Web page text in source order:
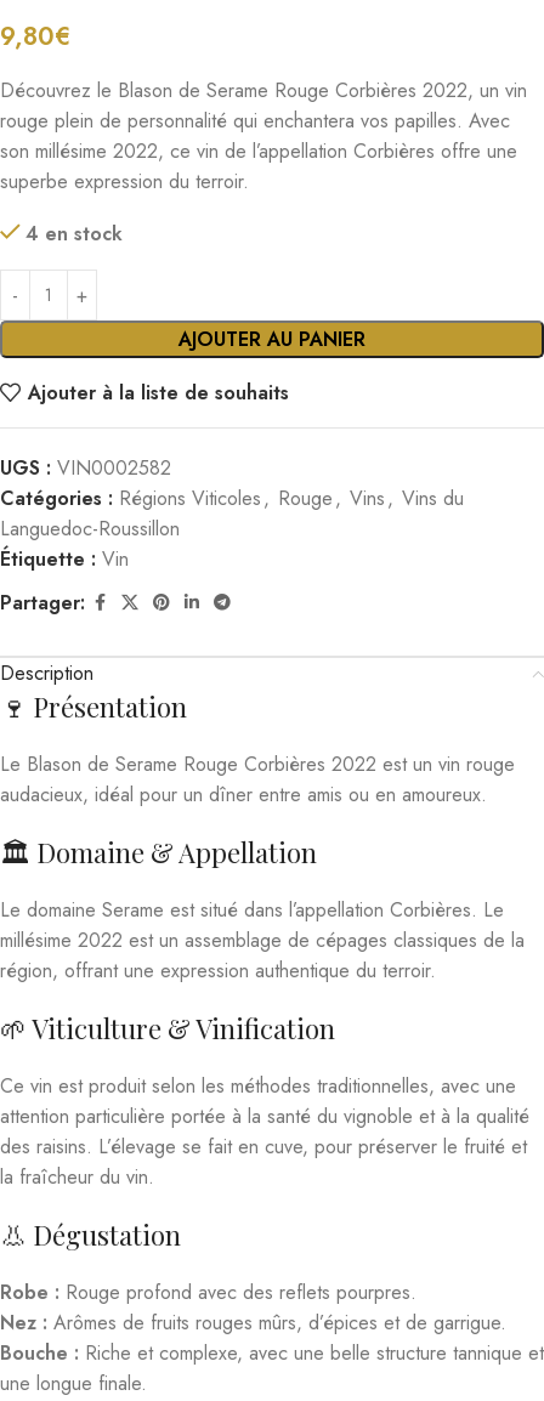
9,80€
Découvrez le Blason de Serame Rouge Corbières 2022, un vin
rouge plein de personnalité qui enchantera vos papilles. Avec
son millésime 2022, ce vin de l’appellation Corbières offre une
superbe expression du terroir.
4 en stock
AJOUTER AU PANIER
Ajouter à la liste de souhaits
UGS : VIN0002582
Catégories : Régions Viticoles, Rouge, Vins, Vins du
Languedoc-Roussillon
Étiquette : Vin
Partager:
Description
🍷 Présentation
Le Blason de Serame Rouge Corbières 2022 est un vin rouge
audacieux, idéal pour un dîner entre amis ou en amoureux.
🏛️ Domaine & Appellation
Le domaine Serame est situé dans l’appellation Corbières. Le
millésime 2022 est un assemblage de cépages classiques de la
région, offrant une expression authentique du terroir.
🌱 Viticulture & Vinification
Ce vin est produit selon les méthodes traditionnelles, avec une
attention particulière portée à la santé du vignoble et à la qualité
des raisins. L’élevage se fait en cuve, pour préserver le fruité et
la fraîcheur du vin.
👃 Dégustation
Robe : Rouge profond avec des reflets pourpres.
Nez : Arômes de fruits rouges mûrs, d’épices et de garrigue.
Bouche : Riche et complexe, avec une belle structure tannique et
une longue finale.